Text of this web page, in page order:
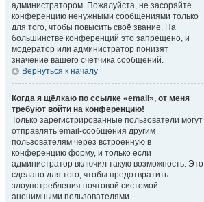
администратором. Пожалуйста, не засоряйте
конференцию ненужными сообщениями только
для того, чтобы повысить своё звание. На
большинстве конференций это запрещено, и
модератор или администратор понизят
значение вашего счётчика сообщений.
Вернуться к началу
Когда я щёлкаю по ссылке «email», от меня
требуют войти на конференцию!
Только зарегистрированные пользователи могут
отправлять email-сообщения другим
пользователям через встроенную в
конференцию форму, и только если
администратор включил такую возможность. Это
сделано для того, чтобы предотвратить
злоупотребления почтовой системой
анонимными пользователями.